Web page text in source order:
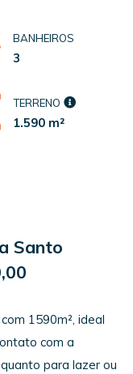
BANHEIROS
3
TERRENO
1.590 m²
Santo
1590m², ideal
com a
para lazer ou